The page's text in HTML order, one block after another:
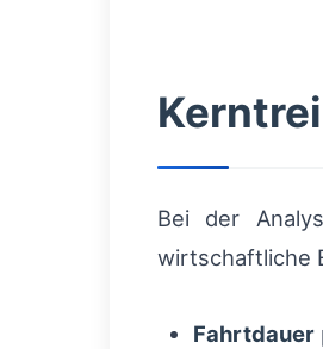
Bei der
wirtschaftliche
Fahrtdauer